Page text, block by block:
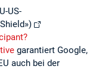
US-
garantiert Google,
auch bei der